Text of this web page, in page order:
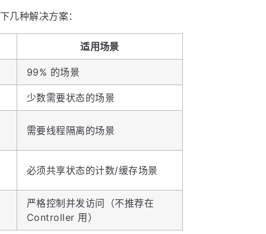
几种解决方案：
适用场景
99% 的场景
少数需要状态的场景
需要线程隔离的场景
必须共享状态的计数/缓存场景
严格控制并发访问（不推荐在
Controller 用）